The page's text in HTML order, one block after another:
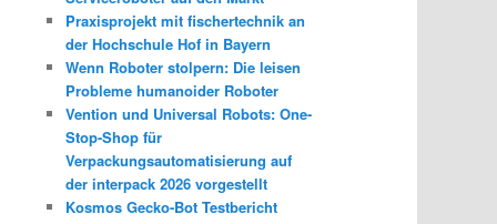
Praxisprojekt mit fischertechnik an
der Hochschule Hof in Bayern
Wenn Roboter stolpern: Die leisen
Probleme humanoider Roboter
Vention und Universal Robots: One-
Stop-Shop für
Verpackungsautomatisierung auf
der interpack 2026 vorgestellt
Kosmos Gecko-Bot Testbericht